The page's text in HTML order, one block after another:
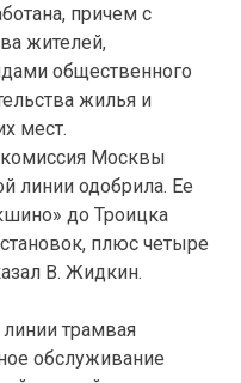
причем с
жителей,
общественного
жилья и
мест.
комиссия Москвы
линии одобрила. Ее
до Троицка
плюс четыре
В. Жидкин.
трамвая
обслуживание